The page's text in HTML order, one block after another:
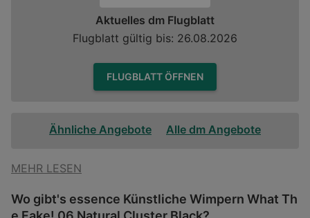
Aktuelles dm Flugblatt
Flugblatt gültig bis: 26.08.2026
FLUGBLATT ÖFFNEN
Ähnliche Angebote Alle dm Angebote
MEHR LESEN
Wo gibt's essence Künstliche Wimpern What Th